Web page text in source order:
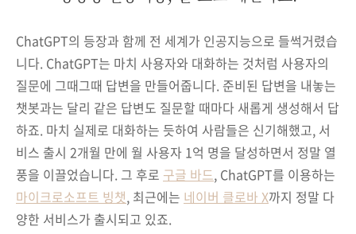
ChatGPT의 등장과 함께 전 세계가 인공지능으로 들썩거렸습
니다. ChatGPT는 마치 사용자와 대화하는 것처럼 사용자의
질문에 그때그때 답변을 만들어줍니다. 준비된 답변을 내놓는
챗봇과는 달리 같은 답변도 질문할 때마다 새롭게 생성해서 답
하죠. 마치 실제로 대화하는 듯하여 사람들은 신기해했고, 서
비스 출시 2개월 만에 월 사용자 1억 명을 달성하면서 정말 열
풍을 이끌었습니다. 그 후로 구글 바드, ChatGPT를 이용하는
마이크로소프트 빙챗, 최근에는 네이버 클로바 X까지 정말 다
양한 서비스가 출시되고 있죠.